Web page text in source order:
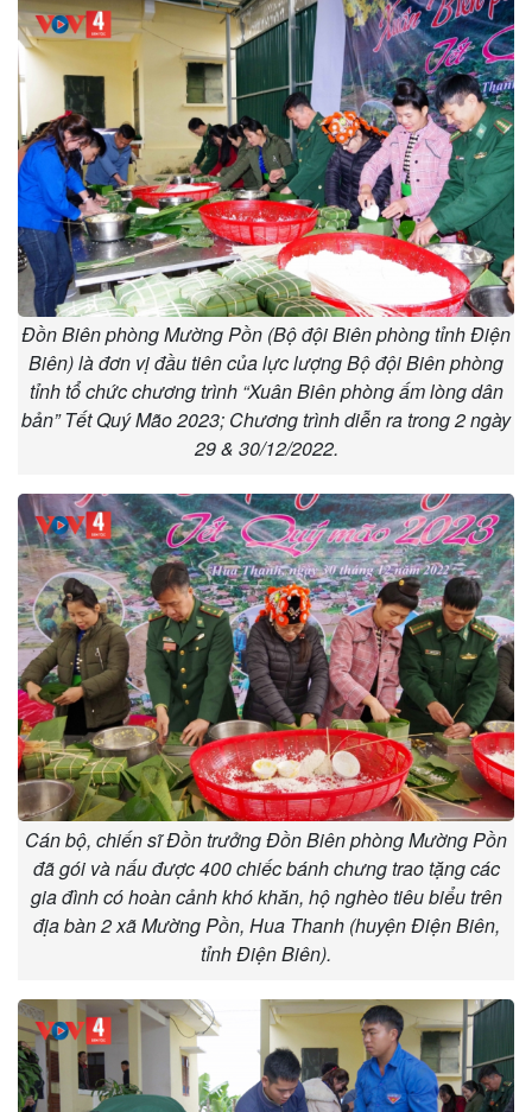
Đồn Biên phòng Mường Pồn (Bộ đội Biên phòng tỉnh Điện
Biên) là đơn vị đầu tiên của lực lượng Bộ đội Biên phòng
tỉnh tổ chức chương trình “Xuân Biên phòng ấm lòng dân
bản” Tết Quý Mão 2023; Chương trình diễn ra trong 2 ngày
29 & 30/12/2022.
Cán bộ, chiến sĩ Đồn trưởng Đồn Biên phòng Mường Pồn
đã gói và nấu được 400 chiếc bánh chưng trao tặng các
gia đình có hoàn cảnh khó khăn, hộ nghèo tiêu biểu trên
địa bàn 2 xã Mường Pồn, Hua Thanh (huyện Điện Biên,
tỉnh Điện Biên).